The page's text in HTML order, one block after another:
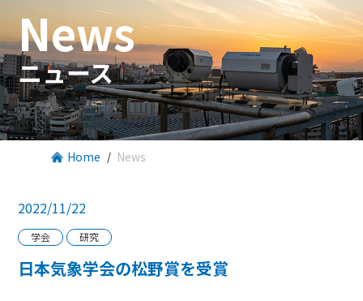
News
ニュース
Home News
2022/11/22
学会 研究
日本気象学会の松野賞を受賞